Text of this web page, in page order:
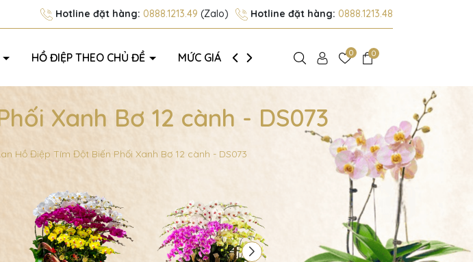
Hotline đặt hàng: 0888.1213.49 (Zalo) Hotline đặt hàng: 0888.1213.48
HỒ ĐIỆP THEO CHỦ ĐỀ MỨC GIÁ GIỚI THIỆU 0 0
Xanh Bơ 12 cành - DS073
Hồ Điệp Tím Đột Biến Phối Xanh Bơ 12 cành - DS073